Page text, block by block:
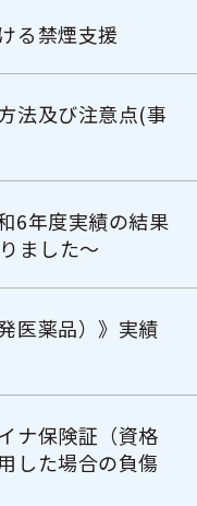
る禁煙支援
法及び注意点(事
6年度実績の結果
ました～
医薬品）》実績
ナ保険証（資格
した場合の負傷